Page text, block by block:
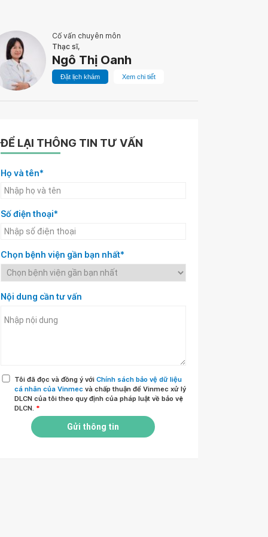
Cố vấn chuyên môn
Thạc sĩ,
Ngô Thị Oanh
Đặt lịch khám Xem chi tiết
ĐỂ LẠI THÔNG TIN TƯ VẤN
Họ và tên*
Số điện thoại*
Chọn bệnh viện gần bạn nhất*
Nội dung cần tư vấn
Tôi đã đọc và đồng ý với Chính sách bảo vệ dữ liệu
cá nhân của Vinmec và chấp thuận để Vinmec xử lý
DLCN của tôi theo quy định của pháp luật về bảo vệ
DLCN. *
Gửi thông tin